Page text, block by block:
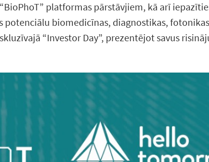
platformas pārstāvjiem, kā arī
biomedicīnas, diagnostikas,
“Investor Day”, prezentējot savus